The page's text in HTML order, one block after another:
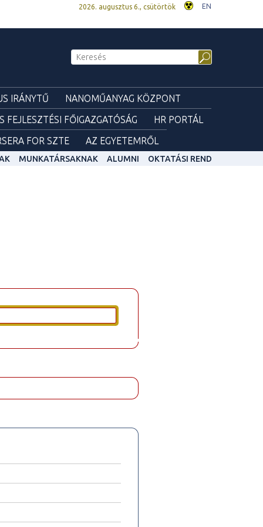
2026. augusztus 6., csütörtök EN
IRÁNYTŰ
NANOMŰANYAG KÖZPONT
FEJLESZTÉSI FŐIGAZGATÓSÁG
HR PORTÁL
FOR SZTE AZ EGYETEMRŐL
MUNKATÁRSAKNAK ALUMNI OKTATÁSI REND